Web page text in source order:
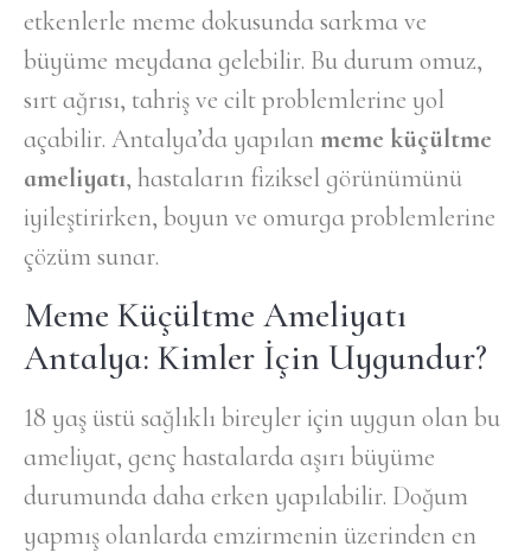
etkenlerle meme dokusunda sarkma ve
büyüme meydana gelebilir. Bu durum omuz,
sırt ağrısı, tahriş ve cilt problemlerine yol
açabilir. Antalya’da yapılan meme küçültme
ameliyatı, hastaların fiziksel görünümünü
iyileştirirken, boyun ve omurga problemlerine
çözüm sunar.
Meme Küçültme Ameliyatı
Antalya: Kimler İçin Uygundur?
18 yaş üstü sağlıklı bireyler için uygun olan bu
ameliyat, genç hastalarda aşırı büyüme
durumunda daha erken yapılabilir. Doğum
yapmış olanlarda emzirmenin üzerinden en